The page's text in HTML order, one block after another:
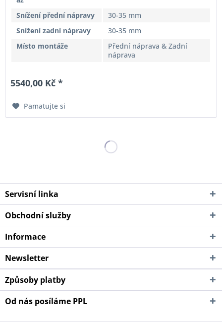
Snížení přední nápravy
30-35 mm
Snížení zadní nápravy
30-35 mm
Místo montáže
Přední náprava & Zadní
náprava
5540,00 Kč *
Pamatujte si
Servisní linka
Obchodní služby
Informace
Newsletter
Způsoby platby
Od nás posíláme PPL